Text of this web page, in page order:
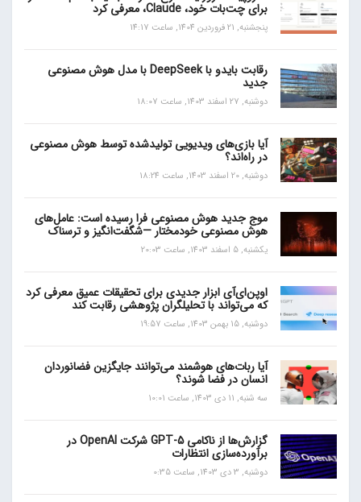
برای چت‌بات خود، Claude، معرفی کرد
پنجشنبه, 21 فروردین 1404, ساعت 14:17
رقابت بایدو با DeepSeek با مدل هوش مصنوعی
جدید
دوشنبه, 27 اسفند 1403, ساعت 18:07
آیا بازی‌های ویدیویی تولیدشده توسط هوش مصنوعی
در راه‌اند؟
دوشنبه, 20 اسفند 1403, ساعت 18:24
موج جدید هوش مصنوعی فرا رسیده است: عامل‌های
هوش مصنوعی خودمختار —شگفت‌انگیز و ترسناک
یکشنبه, 5 اسفند 1403, ساعت 20:03
اوپن‌ای‌آی ابزار جدیدی برای تحقیقات عمیق معرفی کرد
که می‌تواند با تحلیلگران پژوهشی رقابت کند
دوشنبه, 15 بهمن 1403, ساعت 19:57
آیا ربات‌های هوشمند می‌توانند جایگزین فضانوردان
انسان در فضا شوند؟
سه شنبه, 11 دی 1403, ساعت 10:01
گزارش‌ها از ناکامی GPT-5 شرکت OpenAI در
برآورده‌سازی انتظارات
دوشنبه, 3 دی 1403, ساعت 0:35